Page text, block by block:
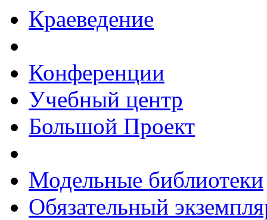
Краеведение
Конференции
Учебный центр
Большой Проект
Модельные библиотеки
Обязательный